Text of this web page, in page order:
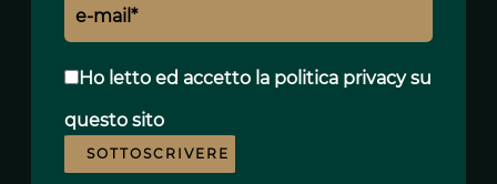
Ho letto ed accetto la politica privacysu
questo sito
SOTTOSCRIVERE
Telefono *
Messaggio